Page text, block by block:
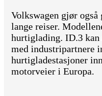
Volkswagen gjør
lange reiser.
hurtiglading. ID.3 kan
med industripartnere
hurtigladestasjoner
motorveier i Europa.